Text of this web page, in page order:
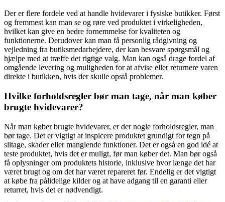
Der er flere fordele ved at handle hvidevarer i fysiske butikker. Først
og fremmest kan man se og røre ved produktet i virkeligheden,
hvilket kan give en bedre fornemmelse for kvaliteten og
funktionerne. Derudover kan man få personlig rådgivning og
vejledning fra butiksmedarbejdere, der kan besvare spørgsmål og
hjælpe med at træffe det rigtige valg. Man kan også drage fordel af
omgående levering og muligheden for at afvise eller returnere varen
direkte i butikken, hvis der skulle opstå problemer.
Hvilke forholdsregler bør man tage, når man køber
brugte hvidevarer?
Når man køber brugte hvidevarer, er der nogle forholdsregler, man
bør tage. Det er vigtigt at inspicere produktet grundigt for tegn på
slitage, skader eller manglende funktioner. Det er også en god idé at
teste produktet, hvis det er muligt, før man køber det. Man bør også
få oplysninger om produktets historie, inklusive hvor længe det har
været brugt og om det har været repareret før. Endelig er det vigtigt
at købe fra pålidelige kilder og at have adgang til en garanti eller
returret, hvis det er nødvendigt.